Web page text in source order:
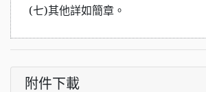
(七)其他詳如簡章。
附件下載